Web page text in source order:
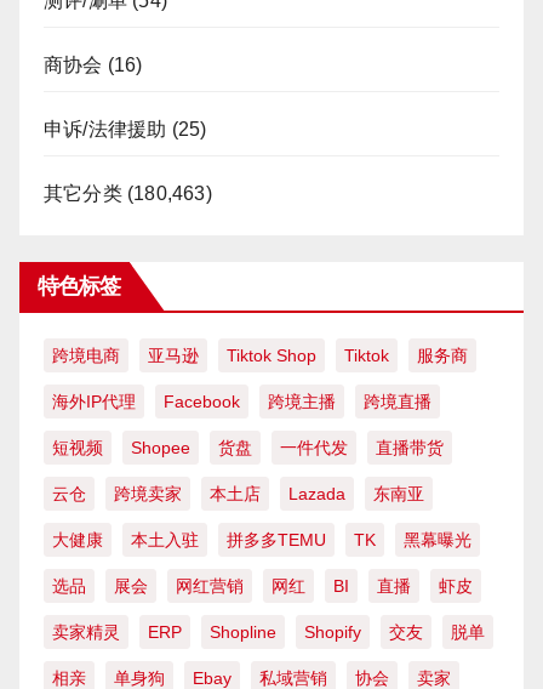
商协会 (16)
申诉/法律援助 (25)
其它分类(180,463)
特色标签
跨境电商 亚马逊 Tiktok Shop Tiktok 服务商
海外IP代理 Facebook 跨境主播 跨境直播
短视频 Shopee 货盘 一件代发 直播带货
云仓 跨境卖家 本土店 Lazada 东南亚
大健康 本土入驻 拼多多TEMU TK 黑幕曝光
选品 展会 网红营销 网红 BI 直播 虾皮
卖家精灵 ERP Shopline Shopify 交友 脱单
相亲 单身狗 Ebay 私域营销 协会 卖家